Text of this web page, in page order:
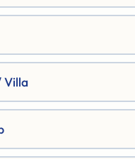
Villa